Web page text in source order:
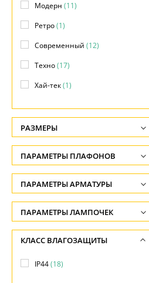
Модерн (11)
Ретро(1)
Современный (12)
Техно(17)
Хай-тек(1)
РАЗМЕРЫ
Высота, см
-
Глубина, см
-
Ширина, см
-
Диаметр, см
ПАРАМЕТРЫ ПЛАФОНОВ
ФОРМА ПЛАФОНА
Цилиндр(23)
ПОВЕРХНОСТЬ
Матовый
ПАРАМЕТРЫ АРМАТУРЫ
ЦВЕТ АРМАТУРЫ
Антрацит(5)
ПАРАМЕТРЫ ЛАМПОЧЕК
Количество ламп
-
Общая мощность ламп
КЛАСС ВЛАГОЗАЩИТЫ
IP44(18)